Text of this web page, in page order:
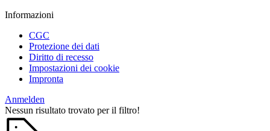
Informazioni
CGC
Protezione dei dati
Diritto di recesso
Impostazioni dei cookie
Impronta
Anmelden
Nessun risultato trovato per il filtro!